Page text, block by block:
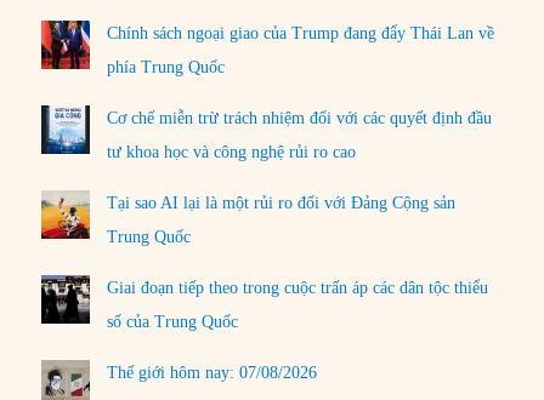
Chính sách ngoại giao của Trump đang đẩy Thái Lan về
phía Trung Quốc
Cơ chế miễn trừ trách nhiệm đối với các quyết định đầu
tư khoa học và công nghệ rủi ro cao
Tại sao AI lại là một rủi ro đối với Đảng Cộng sản
Trung Quốc
Giai đoạn tiếp theo trong cuộc trấn áp các dân tộc thiểu
số của Trung Quốc
Thế giới hôm nay: 07/08/2026